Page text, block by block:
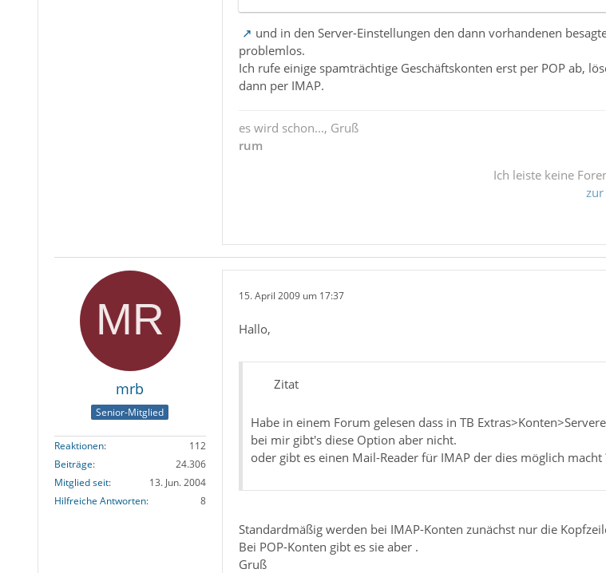
und in den Server-Einstellungen den dann vorhandenen
problemlos.
Ich rufe einige spamträchtige Geschäftskonten erst per POP ab,
dann per IMAP.
es wird schon..., Gruß
rum
Ich leiste keine
mrb
Senior-Mitglied
Reaktionen
112
Beiträge
24.306
Mitglied seit
13. Jun. 2004
Hilfreiche Antworten
8
15. April 2009 um 17:37
Hallo,
Zitat
Habe in einem Forum gelesen dass in TB
bei mir gibt's diese Option aber nicht.
oder gibt es einen Mail-Reader für IMAP der dies möglich macht
Standardmäßig werden bei IMAP-Konten zunächst nur die
Bei POP-Konten gibt es sie aber .
Gruß